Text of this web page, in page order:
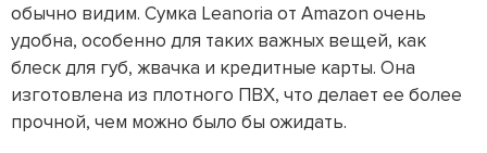
обычно видим. Сумка Leanoria от Amazon очень
удобна, особенно для таких важных вещей, как
блеск для губ, жвачка и кредитные карты. Она
изготовлена из плотного ПВХ, что делает ее более
прочной, чем можно было бы ожидать.